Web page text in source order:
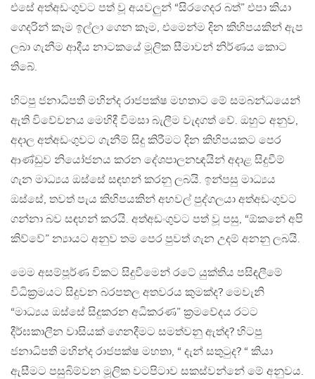
එසේ අත්අඩංගුවට පත් වූ අයවලුන් “සිරගෙදර බත්” එපා කියා
ගෙදරින් කෑම ඉල්ලා ගෙන කෑම, එමෙන්ම දින කිහිපයකින් ඇප
ලබා ගැනීම ආදීය නාටකයේ මූලික සීමාවන් නිර්ණය කොට
තිබේ.
හිටපු ජනාධිපති මහින්ද රාජපක්ෂ මහතාට මේ සමබන්ධයෙන්
ඇති විවේචනය මෙහිදී විමසා බැලීම වැදගත් වේ. ඔහුට අනුව,
අදාල අත්අඩංගුවට ගැනීම් සිදු කිරීමට දින කිහිපයකට පෙර
ආණ්ඩුව නියෝජනය කරන දේශපාලනඥයින් අදාළ සිදුවීම්
ගැන මාධ්‍යය ඔස්සේ සඳහන් කරනු ලබයි. ඉන්පසු මාධ්‍යය
ඔස්සේ, තවත් පැය කිහිපයකින් අහවල් පුද්ගලයා අත්අඩංගුවට
ගන්නා බව සඳහන් කරයි. අත්අඩංගුවට පත් වූ පසු, “ඕකනේ අපි
කිව්වේ” න්‍යායට අනුව තම පෙර පුවත් ගැන උදම් අනනු ලබයි.
මෙම අසම්පූර්ණ විකට සිදුවීමෙන් රටේ යුක්තිය පසිඳලීමේ
විධික්‍රමයට සිදුවන බරපතල අතවරය කුමක්ද? මෙවැනි
“මාධ්‍යය ඔස්සේ සිදුකරන අධිකරණ” ක්‍රමවේදය රටට
දීර්ඝකාලීන වාසියක් ගෙනදීමට සමත්වනු ඇත්ද? හිටපු
ජනාධිපති මහින්ද රාජපක්ෂ මහතා, “ දැන් සතුටුද? “ කියා
ඇසීමට පසුබිම්වන මූලික වටපිටාව සකස්වන්නේ මේ අනුවය.